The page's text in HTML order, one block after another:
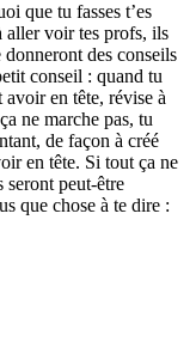
que tu fasses t’es
aller voir tes profs, ils
donneront des conseils
conseil : quand tu
en tête, révise à
ne marche pas, tu
de façon à créé
en tête. Si tout ça ne
seront peut-être
que chose à te dire :